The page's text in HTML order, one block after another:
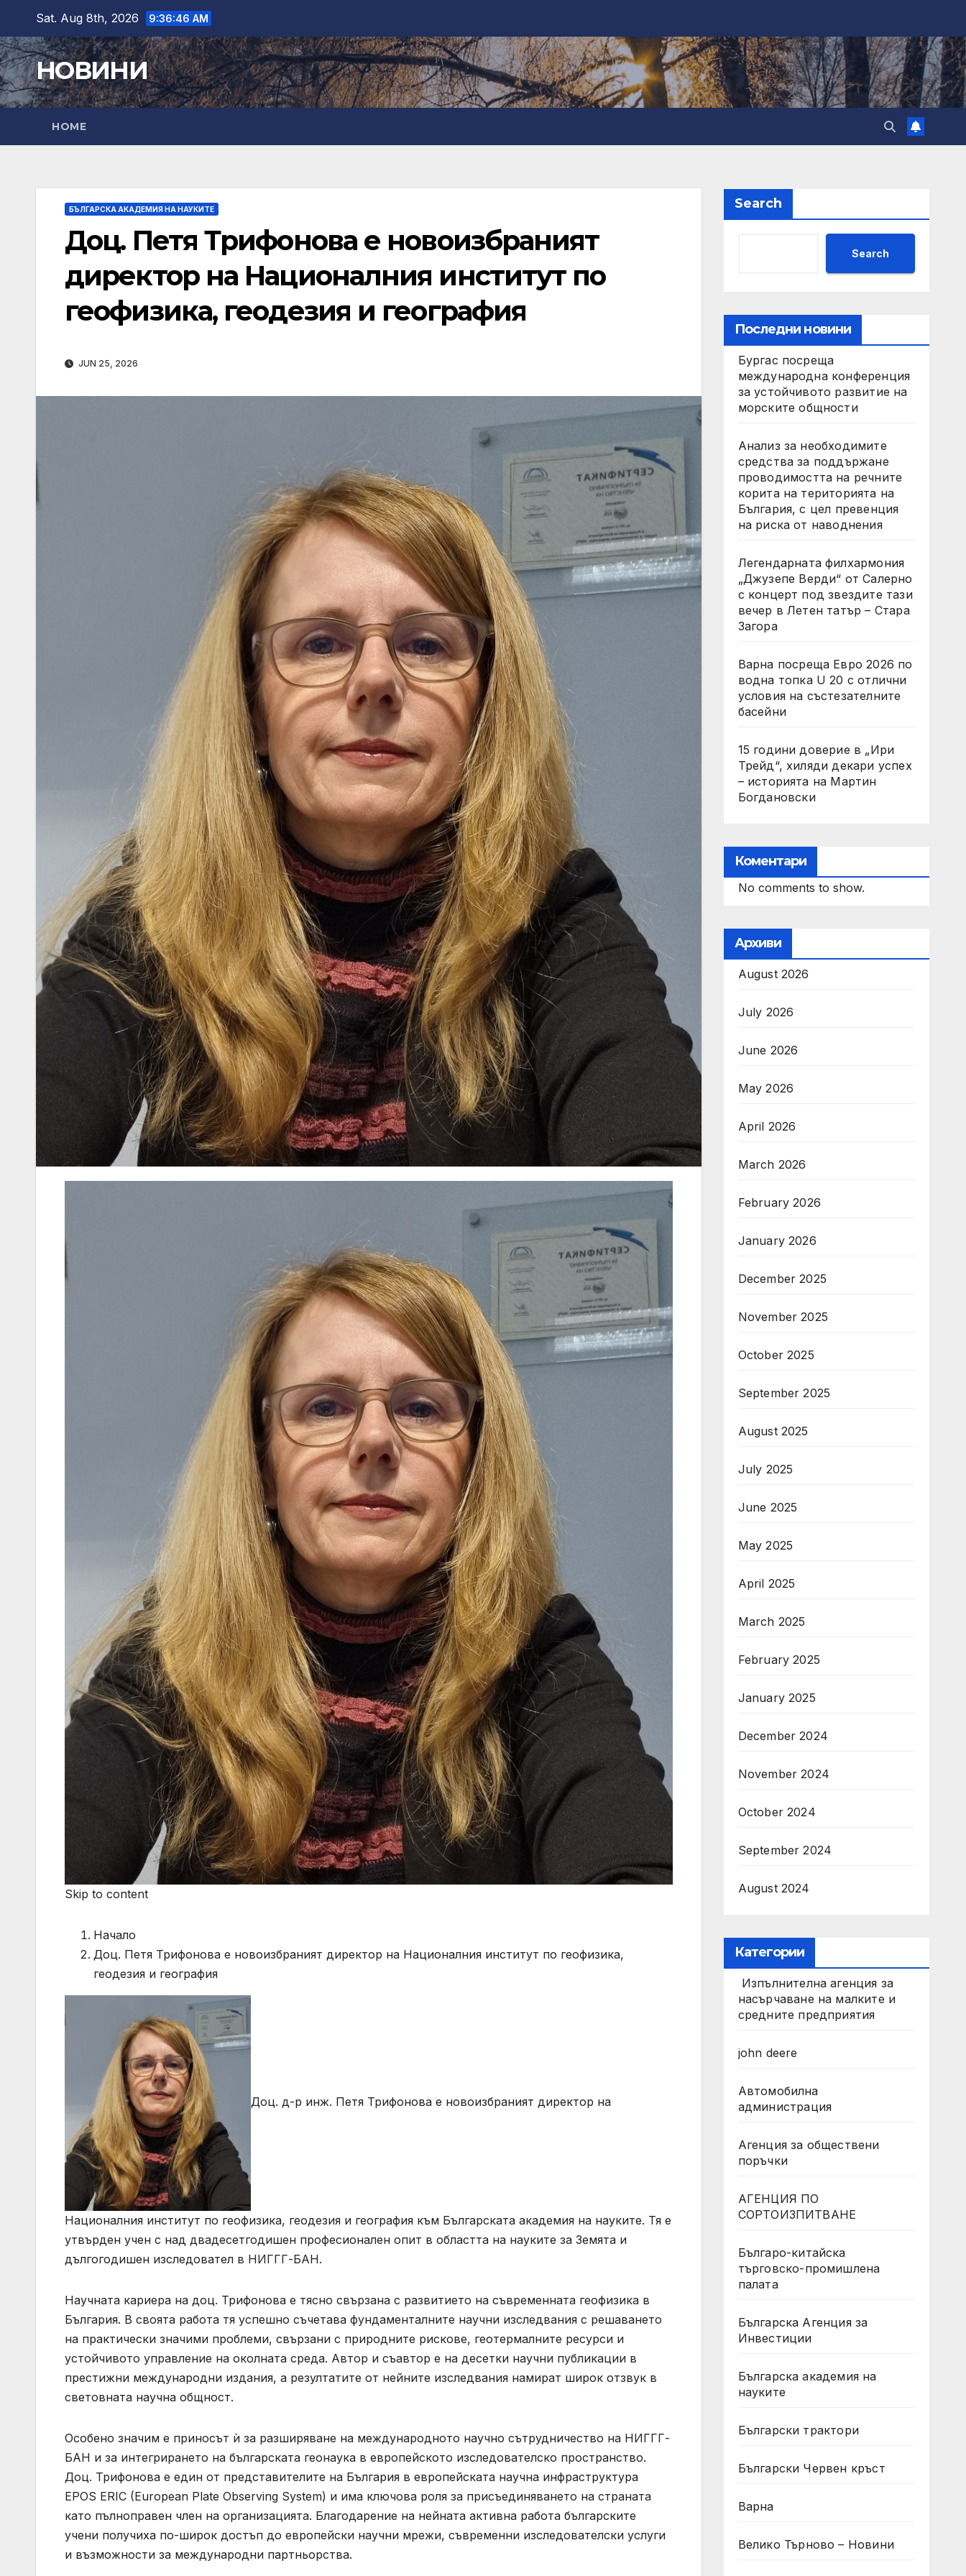
content
Sat. Aug 8th, 2026 9:36:47 AM
НОВИНИ
HOME
БЪЛГАРСКА АКАДЕМИЯ НА НАУКИТЕ
Доц. Петя Трифонова е новоизбраният
директор на Националния институт по
геофизика, геодезия и география
JUN 25, 2026
Skip to content
Начало
Доц. Петя Трифонова е новоизбраният директор на Националния институт по геофизика,
геодезия и география
Доц. д-р инж. Петя Трифонова е новоизбраният директор на
Националния институт по геофизика, геодезия и география към Българската академия на науките. Тя е
утвърден учен с над двадесетгодишен професионален опит в областта на науките за Земята и
дългогодишен изследовател в НИГГГ-БАН.
Научната кариера на доц. Трифонова е тясно свързана с развитието на съвременната геофизика в
България. В своята работа тя успешно съчетава фундаменталните научни изследвания с решаването
на практически значими проблеми, свързани с природните рискове, геотермалните ресурси и
устойчивото управление на околната среда. Автор и съавтор е на десетки научни публикации в
престижни международни издания, а резултатите от нейните изследвания намират широк отзвук в
световната научна общност.
Особено значим е приносът ѝ за разширяване на международното научно сътрудничество на НИГГГ-
БАН и за интегрирането на българската геонаука в европейското изследователско пространство.
Доц. Трифонова е един от представителите на България в европейската научна инфраструктура
EPOS ERIC (European Plate Observing System) и има ключова роля за присъединяването на страната
като пълноправен член на организацията. Благодарение на нейната активна работа българските
учени получиха по-широк достъп до европейски научни мрежи, съвременни изследователски услуги
и възможности за международни партньорства.
Search
Search
Последни новини
Бургас посреща
международна конференция
за устойчивото развитие на
морските общности
Анализ за необходимите
средства за поддържане
проводимостта на речните
корита на територията на
България, с цел превенция
на риска от наводнения
Легендарната филхармония
„Джузепе Верди“ от Салерно
с концерт под звездите тази
вечер в Летен татър – Стара
Загора
Варна посреща Евро 2026 по
водна топка U 20 с отлични
условия на състезателните
басейни
15 години доверие в „Ири
Трейд“, хиляди декари успех
– историята на Мартин
Богдановски
Коментари
No comments to show.
Архиви
August 2026
July 2026
June 2026
May 2026
April 2026
March 2026
February 2026
January 2026
December 2025
November 2025
October 2025
September 2025
August 2025
July 2025
June 2025
May 2025
April 2025
March 2025
February 2025
January 2025
December 2024
November 2024
October 2024
September 2024
August 2024
Категории
Изпълнителна агенция за
насърчаване на малките и
средните предприятия
john deere
Автомобилна
администрация
Агенция за обществени
поръчки
АГЕНЦИЯ ПО
СОРТОИЗПИТВАНЕ
Българо-китайска
търговско-промишлена
палата
Българска Агенция за
Инвестиции
Българска академия на
науките
Български трактори
Български Червен кръст
Варна
Велико Търново – Новини